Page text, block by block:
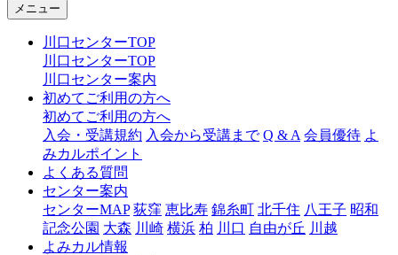
ャ
口
メニュー
川口センターTOP
川口センターTOP
川口センター案内
初めてご利用の方へ
初めてご利用の方へ
入会・受講規約 入会から受講まで Q & A 会員優待 よ
みカルポイント
よくある質問
センター案内
センターMAP 荻窪 恵比寿 錦糸町 北千住 八王子 昭和
記念公園 大森 川崎 横浜 柏 川口 自由が丘 川越
よみカル情報